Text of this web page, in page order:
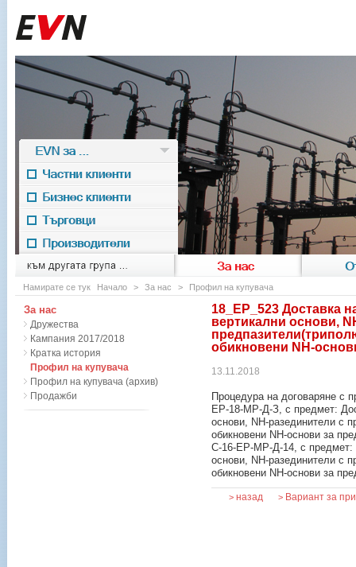
към другата група ... За нас
EVN for
EVN за ...
Частни клиенти
Бизнес клиенти
Търговци
Производители
Намирате се тук Начало > За нас > Профил на купувача
18_ЕР_523 Доставка
вертикални основи,
обикновени NH-
13.11.2018
Процедура на договаряне с
ЕР-18-МР-Д-З, с предмет:
основи, NH-разединители с
обикновени NH-основи за
С-16-ЕР-МР-Д-14, с предмет:
основи, NH-разединители с
обикновени NH-основи за
> назад > Вариант за
За нас
Дружества
Кампания 2017/2018
Кратка история
Профил на купувача
Профил на купувача (архив)
Продажби